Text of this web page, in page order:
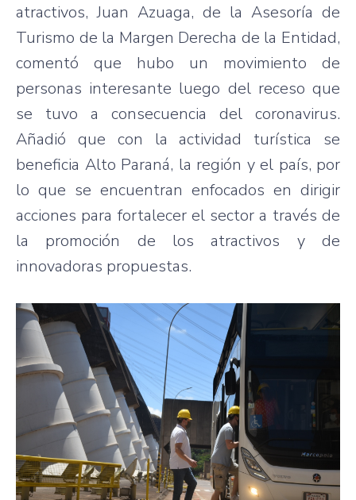
atractivos, Juan Azuaga, de la Asesoría de
Turismo de la Margen Derecha de la Entidad,
comentó que hubo un movimiento de
personas interesante luego del receso que
se tuvo a consecuencia del coronavirus.
Añadió que con la actividad turística se
beneficia Alto Paraná, la región y el país, por
lo que se encuentran enfocados en dirigir
acciones para fortalecer el sector a través de
la promoción de los atractivos y de
innovadoras propuestas.